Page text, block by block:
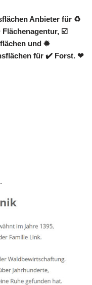
Anbieter für ♻
☑️
und ✹
für ✔️ Forst. ❤